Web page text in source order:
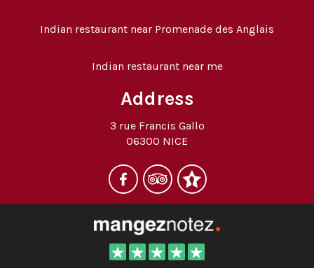
Indian restaurant near Promenade des Anglais
Indian restaurant near me
Address
3 rue Francis Gallo
06300 NICE